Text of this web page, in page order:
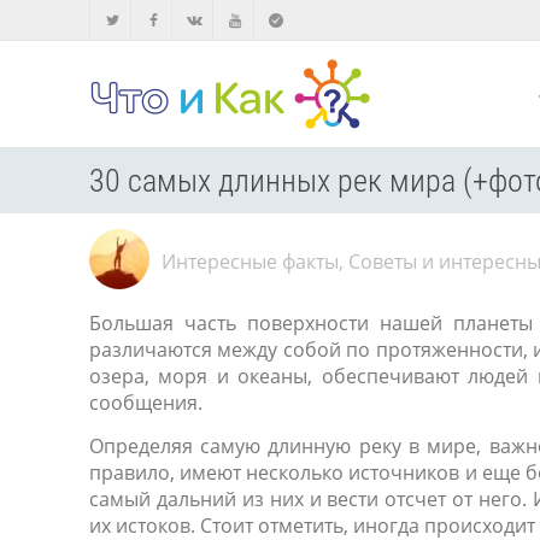
30 самых длинных рек мира
Интересные факты, Советы и
Большая часть поверхности нашей
различаются между собой по
озера, моря и океаны, обеспечивают людей
сообщения.
Определяя самую длинную реку в мире,
правило, имеют несколько источников и еще
самый дальний из них и вести отсчет от
их истоков. Стоит отметить, иногда